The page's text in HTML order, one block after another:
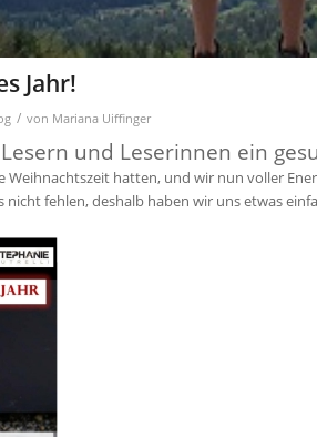
Jahr!
/ von Mariana Uiffinger
und Leserinnen ein
Weihnachtszeit hatten, und wir nun voller
fehlen, deshalb haben wir uns etwas